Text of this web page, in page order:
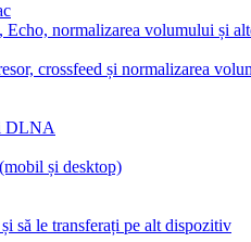
Echo, normalizarea volumului și
crossfeed și normalizarea
DLNA
și desktop)
să le transferați pe alt dispozitiv